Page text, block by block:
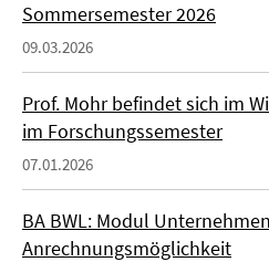
Sommersemester 2026
09.03.2026
Prof. Mohr befindet sich im
im Forschungssemester
07.01.2026
BA BWL: Modul
Anrechnungsmöglichkeit